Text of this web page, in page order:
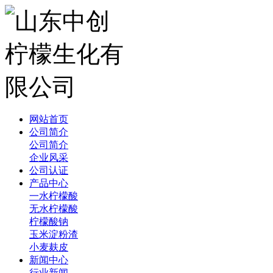
网站首页
公司简介
公司简介
企业风采
公司认证
产品中心
一水柠檬酸
无水柠檬酸
柠檬酸钠
玉米淀粉渣
小麦麸皮
新闻中心